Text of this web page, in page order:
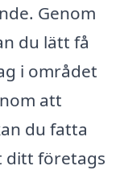
Genom
du lätt få
i området
att
du fatta
ditt företags